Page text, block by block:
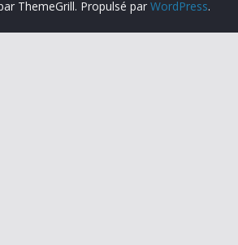
ThemeGrill. Propulsé par WordPress.